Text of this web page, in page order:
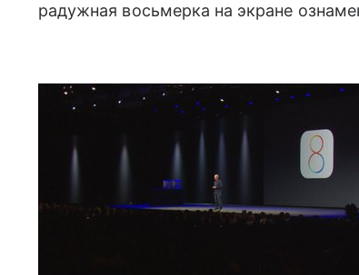
радужная восьмерка на экране